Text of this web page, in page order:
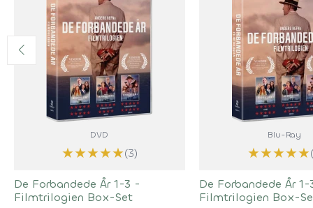
DVD
★★★★★(3)
De Forbandede År 1-3 -
Filmtrilogien Box-Set
Blu-Ray
★★★★★
De Forbandede År
Filmtrilogien Box-